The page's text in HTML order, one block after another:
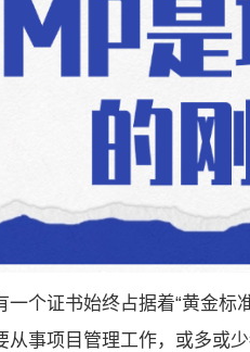
一个证书始终占据着“黄金
从事项目管理工作，或多或